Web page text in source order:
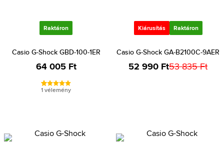
Raktáron
Casio G-Shock GBD-100-1ER
64 005 Ft
1 vélemény
Kiárusítás Raktáron
Casio G-Shock GA-B2100C-9AER
52 990 Ft53 835 Ft